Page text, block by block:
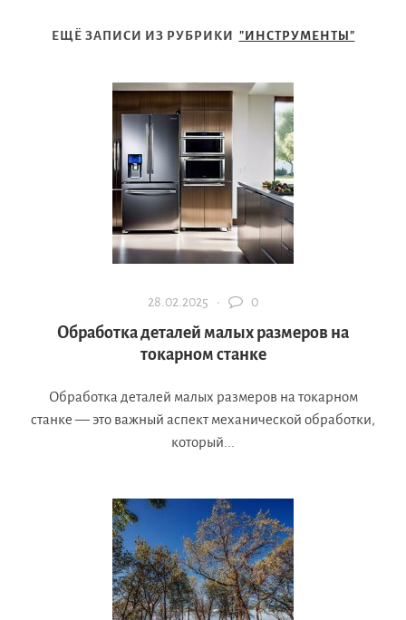
ЕЩЁ ЗАПИСИ ИЗ РУБРИКИ "ИНСТРУМЕНТЫ"
28.02.2025 · 0
Обработка деталей малых размеров на
токарном станке
Обработка деталей малых размеров на токарном
станке — это важный аспект механической обработки,
который...